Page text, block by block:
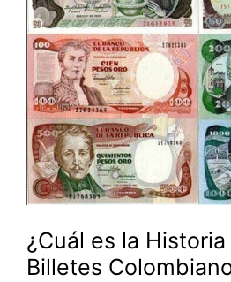
¿Cuál es la
Billetes